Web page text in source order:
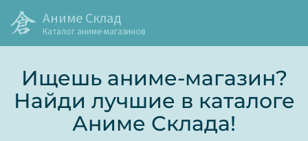
Аниме Склад
Каталог аниме-магазинов
Ищешь аниме-магазин?
Найди лучшие в каталоге
Аниме Склада!